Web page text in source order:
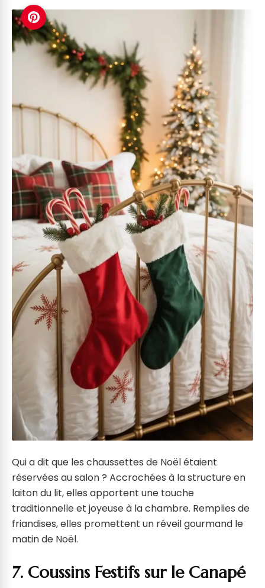
Qui a dit que les chaussettes de Noël étaient
réservées au salon ? Accrochées à la structure en
laiton du lit, elles apportent une touche
traditionnelle et joyeuse à la chambre. Remplies de
friandises, elles promettent un réveil gourmand le
matin de Noël.
7. Coussins Festifs sur le Canapé